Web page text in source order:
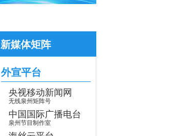
新媒体矩阵
外宣平台
央视移动新闻网
无线泉州矩阵号
中国国际广播电台
泉州节目制作室